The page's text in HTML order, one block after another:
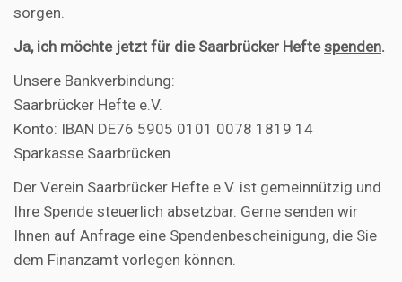
sorgen.
Ja, ich möchte jetzt für die Saarbrücker Heftespenden.
Unsere Bankverbindung:
Saarbrücker Hefte e.V.
Konto: IBAN DE76 5905 0101 0078 1819 14
Sparkasse Saarbrücken
Der Verein Saarbrücker Hefte e.V. ist gemeinnützig und
Ihre Spende steuerlich absetzbar. Gerne senden wir
Ihnen auf Anfrage eine Spendenbescheinigung, die Sie
dem Finanzamt vorlegen können.